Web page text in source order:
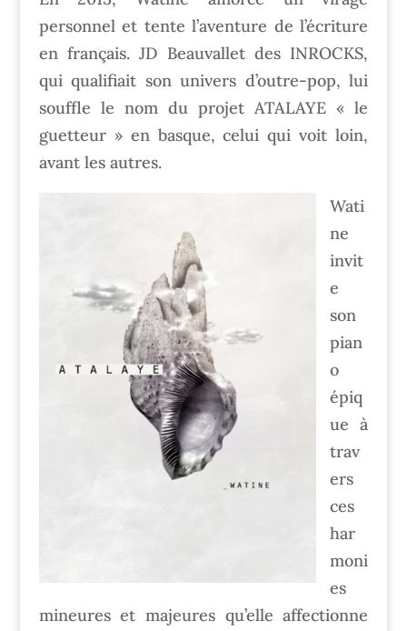
personnel et tente l’aventure de l’écriture
en français. JD Beauvallet des INROCKS,
qui qualifiait son univers d’outre-pop, lui
souffle le nom du projet ATALAYE « le
guetteur » en basque, celui qui voit loin,
avant les autres.
Wati
ne
invit
e
son
pian
o
épiq
ue à
trav
ers
ces
har
moni
es
mineures et majeures qu’elle affectionne